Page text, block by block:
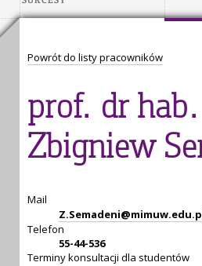
Powrót do listy pracowników
prof. dr hab.
Zbigniew
Mail
Telefon
55-44-536
Terminy konsultacji dla studentów